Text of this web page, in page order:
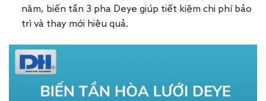
năm, biến tần 3 pha Deye giúp tiết kiệm chi phí bảo
trì và thay mới hiệu quả.